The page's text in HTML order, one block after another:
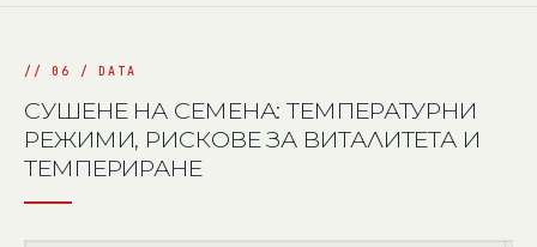
СУШЕНЕ НА СЕМЕНА: ТЕМПЕРАТУРНИ
РЕЖИМИ, РИСКОВЕ ЗА ВИТАЛИТЕТА И
ТЕМПЕРИРАНЕ